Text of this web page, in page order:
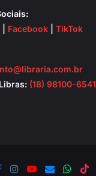
Facebook TikTok
(18) 98100-6541